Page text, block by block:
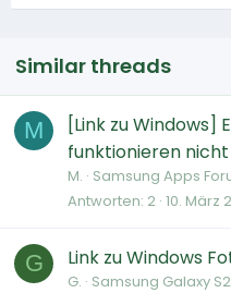
Similar threads
M
[Link zu Windows]
funktionieren
M. Samsung Apps
Antworten 2 10. März
G Link zu Windows
G. Samsung Galaxy